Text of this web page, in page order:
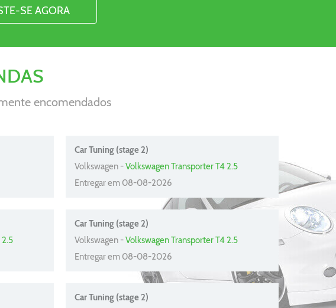
encomendados
Car Tuning (stage 2)
Volkswagen -Volkswagen Transporter T4 2.5
Entregar em 08-08-2026
Car Tuning (stage 2)
Volkswagen -Volkswagen Transporter T4 2.5
Entregar em 08-08-2026
Car Tuning (stage 2)